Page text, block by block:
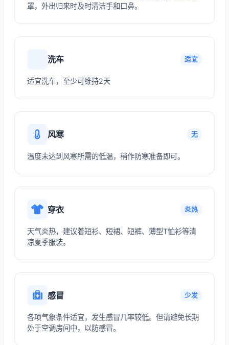
罩，外出归来时及时清洁手和口鼻。
洗车 适宜
适宜洗车，至少可维持2天
风寒 无
温度未达到风寒所需的低温，稍作防寒准备即可。
穿衣 炎热
天气炎热，建议着短衫、短裙、短裤、薄型T恤衫等清
凉夏季服装。
感冒 少发
各项气象条件适宜，发生感冒几率较低。但请避免长期
处于空调房间中，以防感冒。